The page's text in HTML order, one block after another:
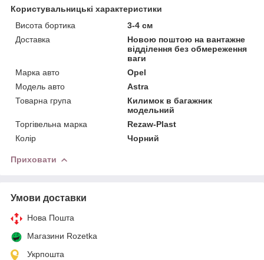
Користувальницькі характеристики
Висота бортика
3-4 см
Доставка
Новою поштою на вантажне
відділення без обмереження
ваги
Марка авто
Opel
Модель авто
Astra
Товарна група
Килимок в багажник
модельний
Торгівельна марка
Rezaw-Plast
Колір
Чорний
Приховати
Умови доставки
Нова Пошта
Магазини Rozetka
Укрпошта